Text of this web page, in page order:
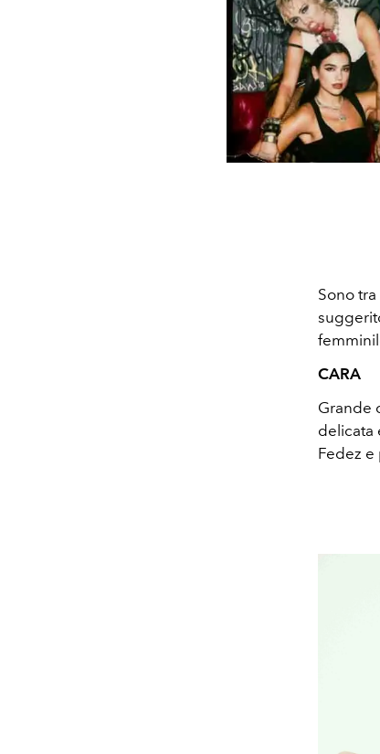
Sono
CARA
Grande
delicata
Fedez e